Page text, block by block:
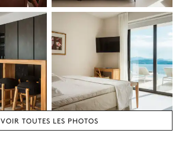
VOIR TOUTES LES PHOTOS